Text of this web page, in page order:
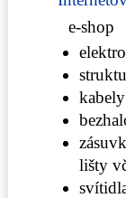
e-shop
lišty